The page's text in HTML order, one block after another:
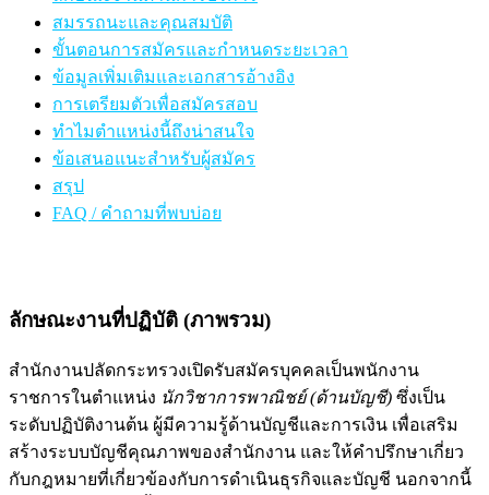
สมรรถนะและคุณสมบัติ
ขั้นตอนการสมัครและกำหนดระยะเวลา
ข้อมูลเพิ่มเติมและเอกสารอ้างอิง
การเตรียมตัวเพื่อสมัครสอบ
ทำไมตำแหน่งนี้ถึงน่าสนใจ
ข้อเสนอแนะสำหรับผู้สมัคร
สรุป
FAQ / คำถามที่พบบ่อย
ลักษณะงานที่ปฏิบัติ (ภาพรวม)
สำนักงานปลัดกระทรวงเปิดรับสมัครบุคคลเป็นพนักงาน
ราชการในตำแหน่ง นักวิชาการพาณิชย์ (ด้านบัญชี) ซึ่งเป็น
ระดับปฏิบัติงานต้น ผู้มีความรู้ด้านบัญชีและการเงิน เพื่อเสริม
สร้างระบบบัญชีคุณภาพของสำนักงาน และให้คำปรึกษาเกี่ยว
กับกฎหมายที่เกี่ยวข้องกับการดำเนินธุรกิจและบัญชี นอกจากนี้